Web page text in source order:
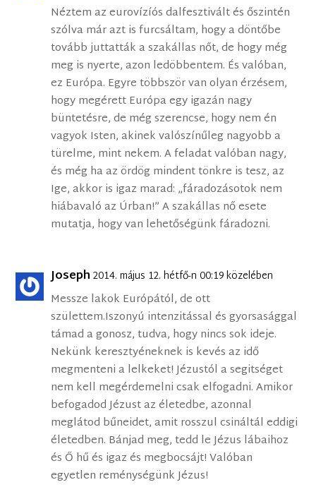
Néztem az eurovízíós dalfesztivált és őszintén
szólva már azt is furcsáltam, hogy a döntőbe
tovább juttatták a szakállas nőt, de hogy még
meg is nyerte, azon ledöbbentem. És valóban,
ez Európa. Egyre többször van olyan érzésem,
hogy megérett Európa egy igazán nagy
büntetésre, de még szerencse, hogy nem én
vagyok Isten, akinek valószínűleg nagyobb a
türelme, mint nekem. A feladat valóban nagy,
és még ha az ördög mindent tönkre is tesz, az
Ige, akkor is igaz marad: „fáradozásotok nem
hiábavaló az Úrban!” A szakállas nő esete
mutatja, hogy van lehetőségünk fáradozni.
Joseph 2014. május 12. hétfő-n 00:19 közelében
Messze lakok Európától, de ott
születtem.Iszonyú intenzitással és gyorsasággal
támad a gonosz, tudva, hogy nincs sok ideje.
Nekünk keresztyéneknek is kevés az idő
megmenteni a lelkeket! Jézustól a segitséget
nem kell megérdemelni csak elfogadni. Amikor
befogadod Jézust az életedbe, azonnal
meglátod bűneidet, amit rosszul csináltál eddigi
életedben. Bánjad meg, tedd le Jézus lábaihoz
és Ő hű és igaz és megbocsájt! Valóban
egyetlen reménységünk Jézus!